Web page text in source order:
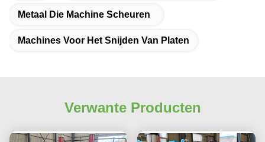
Metaal Die Machine Scheuren
Machines Voor Het Snijden Van Platen
Verwante Producten